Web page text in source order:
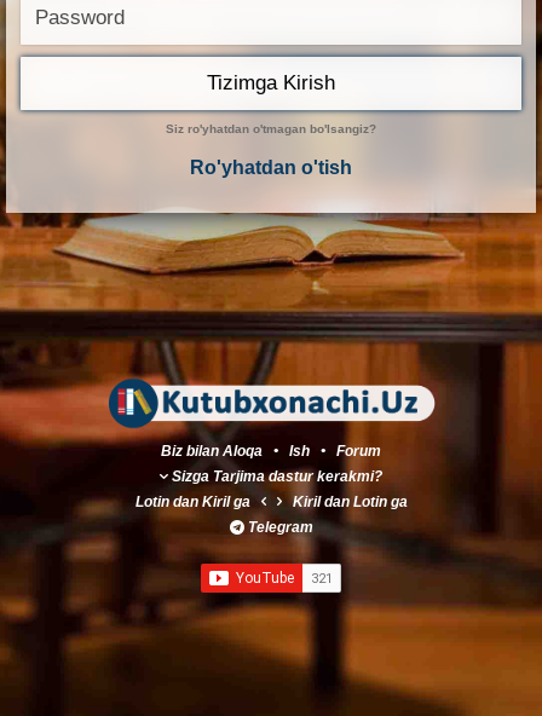
Siz ro'yhatdan o'tmagan bo'lsangiz?
Ro'yhatdan o'tish
Biz bilan Aloqa • Ish • Forum
Sizga Tarjima dastur kerakmi?
Lotindan Kirilga Kirildan Lotinga
Telegram